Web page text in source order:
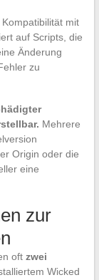
mit
auf Scripts, die
Änderung
zu
Mehrere
Origin oder die
eine
zur
oft zwei
Wicked